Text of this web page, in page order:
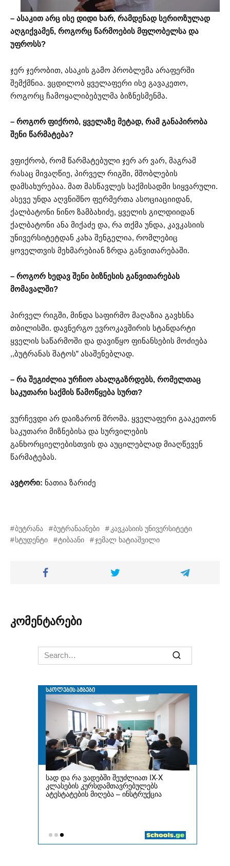
– ასაკით არც ისე დიდი ხარ, რამდენად სერიოზულად
აღგიქვამენ, როგორც წარმოების მფლობელსა და
უფროსს?
ჯერ ჯერობით, ასაკის გამო პრობლემა არაფერში
შემქმნია. ვცდილობ ყველაფერი ისე გავაკეთო,
როგორც ჩამოყალიბებულმა ბიზნესმენმა.
– როგორ ფიქრობ, ყველაზე მეტად, რამ განაპირობა
შენი წარმატება?
ვფიქრობ, რომ წარმატებული ჯერ არ ვარ, მაგრამ
რასაც მივაღწიე, პირველ რიგში, მშობლების
დამსახურებაა. მათ მასწავლეს საქმისადმი სიყვარული.
ასევე უნდა აღვნიშნო ფერმერთა ასოციაციიდან,
ქალბატონი ნინო ზამბახიძე, ყველის გილდიიდან
ქალბატონი ანა მიქაძე და, რა თქმა უნდა, კავკასიის
უნივერსიტეტდან კახა შენგელია, რომლებიც
ყოველთვის მეხმარებიან ზრდა განვითარებაში.
– როგორ ხედავ შენი ბიზნესის განვითარებას
მომავალში?
პირველ რიგში, მინდა საფირმო მაღაზია გავხსნა
თბილისში. დავნერგო ევროკავშირის სტანდარტი
ყველის საწარმოში და დავიწყო ფინანსების მოძიება
,,ბუტრანას შატოს” ასაშენებლად.
– რა შეგიძლია ურჩიო ახალგაზრდებს, რომელთაც
საკუთარი საქმის წამოწყება სურთ?
ვურჩევდი არ დაიზარონ შრომა. ყველაფერი გააკეთონ
საკუთარი მიზნებისა და სურვილების
განხორციელებისთვის და აუცილებლად მიაღწევენ
წარმატებას.
ავტორი: ნათია ზარიძე
ბუტრანა ბუტრანაანები
კავკასიის უნივერსიტეტი
სტუდენტი
ტიბაანი ჯემალ ხატიაშვილი
კომენტარები
Search
for: